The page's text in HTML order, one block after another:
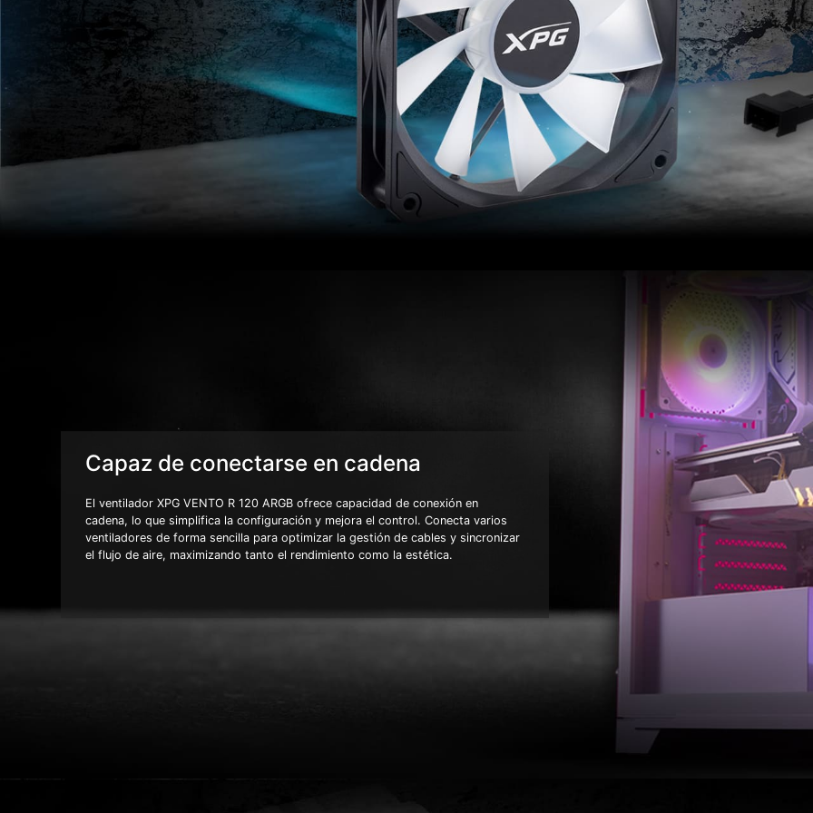
Capaz de conectarse en cadena
El ventilador XPG VENTO R 120 ARGB ofrece capacidad de conexión en
cadena, lo que simplifica la configuración y mejora el control. Conecta varios
ventiladores de forma sencilla para optimizar la gestión de cables y sincronizar
el flujo de aire, maximizando tanto el rendimiento como la estética.